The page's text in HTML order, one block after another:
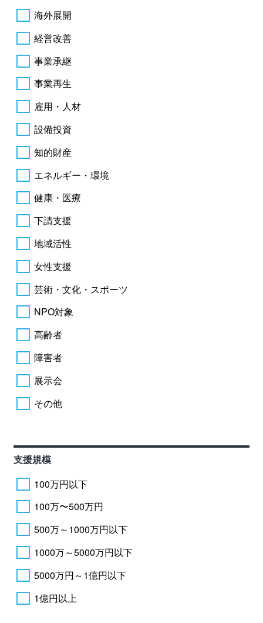
海外展開
経営改善
事業承継
事業再生
雇用・人材
設備投資
知的財産
エネルギー・環境
健康・医療
下請支援
地域活性
女性支援
芸術・文化・スポーツ
NPO対象
高齢者
障害者
展示会
その他
支援規模
100万円以下
100万〜500万円
500万～1000万円以下
1000万～5000万円以下
5000万円～1億円以下
1億円以上